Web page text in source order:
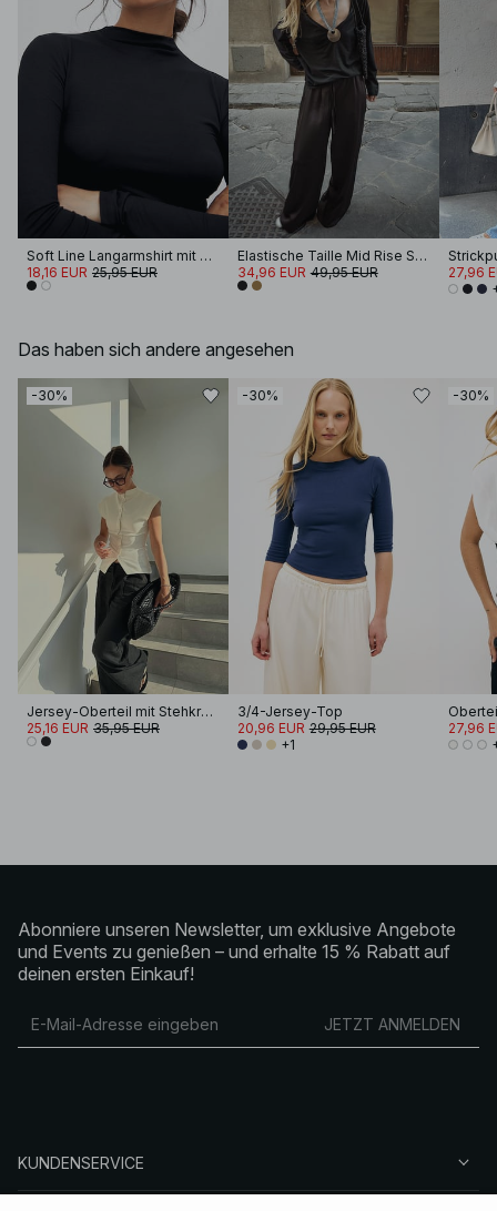
Soft Line Langarmshirt mit Trichterhals
18,16 EUR 25,95 EUR
Elastische Taille Mid Rise Satin-Hosen
34,96 EUR 49,95 EUR
27,96
Das haben sich andere angesehen
-30%
Jersey-Oberteil mit Stehkragen
25,16 EUR 35,95 EUR
-30%
3/4-Jersey-Top
20,96 EUR 29,95 EUR
+1
-30%
27,96
Abonniere unseren Newsletter, um exklusive Angebote
und Events zu genießen – und erhalte 15 % Rabatt auf
deinen ersten Einkauf!
JETZT ANMELDEN
KUNDENSERVICE